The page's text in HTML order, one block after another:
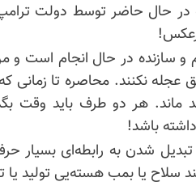
در حال حاضر توسط دولت
و سازنده در حال انجام است و
عجله نکنند. محاصره تا زمانی
ماند. هر دو طرف باید وقت
باشد!
تبدیل شدن به رابطه‌ای بسیار
سلاح یا بمب هسته‌یی تولید یا